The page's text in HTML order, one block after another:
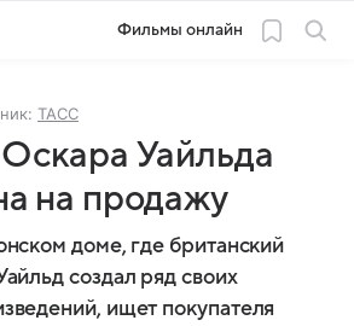
Фильмы онлайн
ТАСС
Уайльда
на продажу
доме, где британский
создал ряд своих
ищет покупателя